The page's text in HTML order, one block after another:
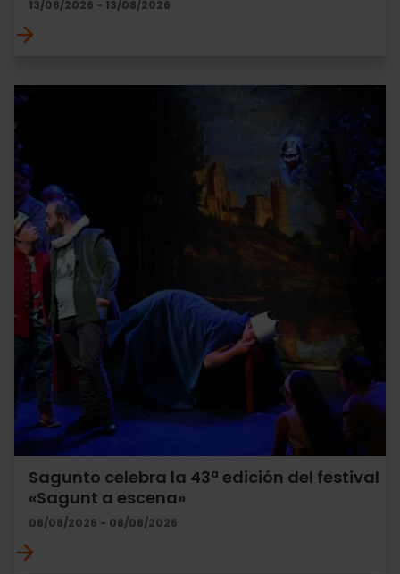
13/08/2026 - 13/08/2026
Sagunto celebra la 43ª edición del festival
«Sagunt a escena»
08/08/2026 - 08/08/2026